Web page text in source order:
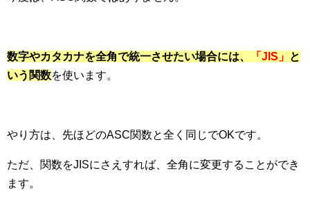
数字やカタカナを全角で統一させたい場合には、 「JIS」 と
いう関数を使います。
やり方は、先ほどのASC関数と全く同じでOKです。
ただ、関数をJISにさえすれば、全角に変更することができ
ます。